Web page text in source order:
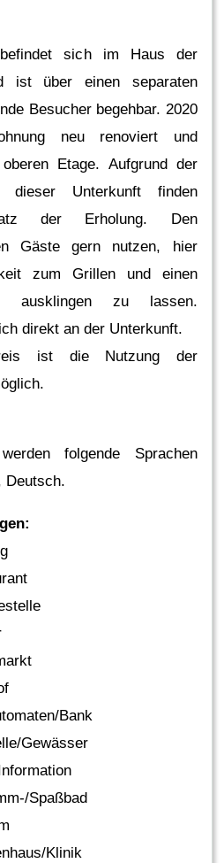
befindet sich im Haus der
ist über einen separaten
Besucher begehbar. 2020
neu renoviert und
Etage. Aufgrund der
Unterkunft finden
der Erholung. Den
Gäste gern nutzen, hier
zum Grillen und einen
ausklingen zu lassen.
direkt an der Unterkunft.
ist die Nutzung der
folgende Sprachen
Deutsch.
Bank
Gewässer
Spaßbad
Klinik